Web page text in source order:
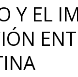
Y EL